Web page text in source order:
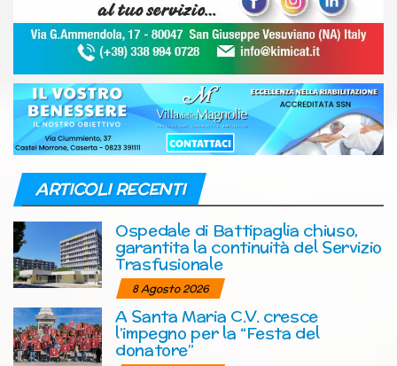
ARTICOLI RECENTI
Ospedale di Battipaglia chiuso,
garantita la continuità del Servizio
Trasfusionale
8 Agosto 2026
A Santa Maria C.V. cresce
l’impegno per la “Festa del
donatore”